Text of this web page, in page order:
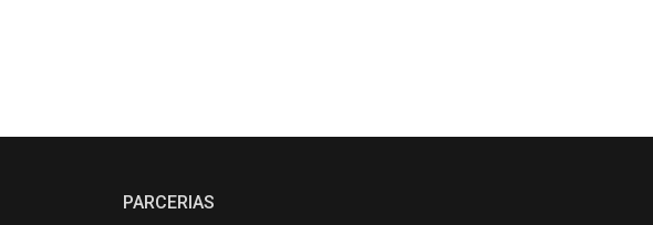
PARCERIAS